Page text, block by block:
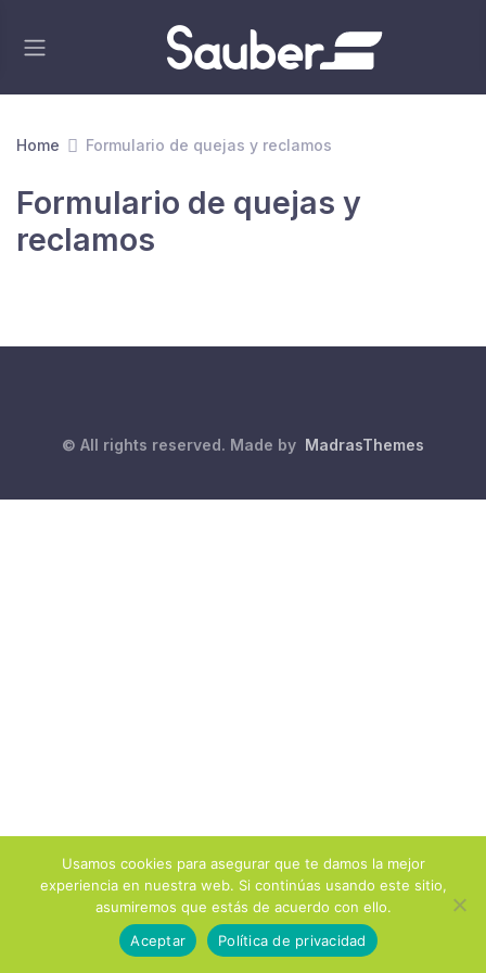
Home Formulario de quejas y reclamos
Formulario de quejas y
reclamos
© All rights reserved. Made by MadrasThemes
Usamos cookies para asegurar que te damos la mejor
experiencia en nuestra web. Si continúas usando este sitio,
asumiremos que estás de acuerdo con ello.
Aceptar
Política de privacidad